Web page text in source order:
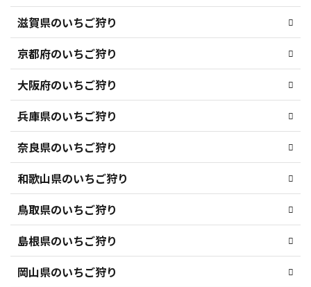
滋賀県のいちご狩り
京都府のいちご狩り
大阪府のいちご狩り
兵庫県のいちご狩り
奈良県のいちご狩り
和歌山県のいちご狩り
鳥取県のいちご狩り
島根県のいちご狩り
岡山県のいちご狩り